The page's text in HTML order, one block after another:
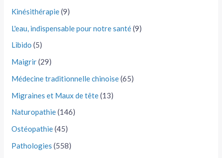
Kinésithérapie(9)
L'eau, indispensable pour notre santé(9)
Libido (5)
Maigrir(29)
Médecine traditionnelle chinoise(65)
Migraines et Maux de tête(13)
Naturopathie(146)
Ostéopathie(45)
Pathologies (558)